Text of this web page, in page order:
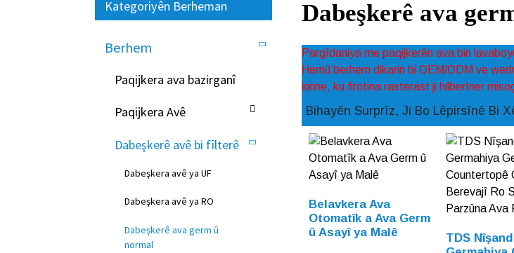
Kategoriyên Berheman
Berhem
Paqijkera ava bazirganî
Paqijkera Avê
Dabeşkerê avê bi fîlterê
Dabeşkera avê ya UF
Dabeşkera avê ya RO
Dabeşkerê ava germ û
normal
Dabeşkerê ava
Pargîdaniya me paqijkerên ava bin
Hemû berhem dikarin bi OEM/ODM ve
kirine, ku firotina rasterast ji hilberîner
Bihayên Surprîz, Ji Bo Lêpirsînê Bi
Belavkera Ava
Otomatîk a Ava Germ
û Asayî ya Malê
TDS